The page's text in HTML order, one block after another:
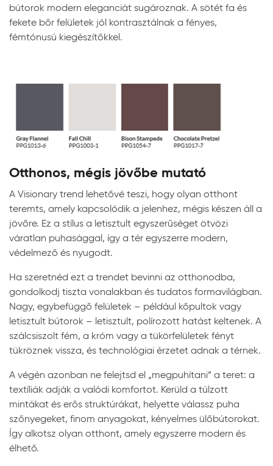
bútorok modern eleganciát sugároznak. A sötét fa és
fekete bőr felületek jól kontrasztálnak a fényes,
fémtónusú kiegészítőkkel.
Otthonos, mégis jövőbe mutató
A Visionary trend lehetővé teszi, hogy olyan otthont
teremts, amely kapcsolódik a jelenhez, mégis készen áll a
jövőre. Ez a stílus a letisztult egyszerűséget ötvözi
váratlan puhasággal, így a tér egyszerre modern,
védelmező és nyugodt.
Ha szeretnéd ezt a trendet bevinni az otthonodba,
gondolkodj tiszta vonalakban és tudatos formavilágban.
Nagy, egybefüggő felületek – például kőpultok vagy
letisztult bútorok – letisztult, polírozott hatást keltenek. A
szálcsiszolt fém, a króm vagy a tükörfelületek fényt
tükröznek vissza, és technológiai érzetet adnak a térnek.
A végén azonban ne felejtsd el „megpuhítani” a teret: a
textíliák adják a valódi komfortot. Kerüld a túlzott
mintákat és erős struktúrákat, helyette válassz puha
szőnyegeket, finom anyagokat, kényelmes ülőbútorokat.
Így alkotsz olyan otthont, amely egyszerre modern és
élhető.